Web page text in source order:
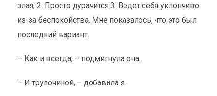
злая; 2. Просто дурачится 3. Ведет себя уклончиво
из-за беспокойства. Мне показалось, что это был
последний вариант.
– Как и всегда, – подмигнула она.
– И трупочиной, – добавила я.